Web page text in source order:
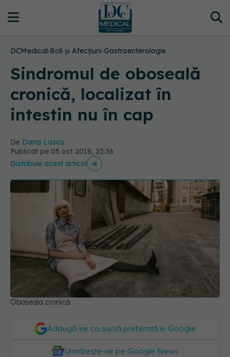
DCMedical›Boli și Afecțiuni›Gastroenterologie
Sindromul de oboseală
cronică, localizat în
intestin nu în cap
De Dana Lascu
Publicat pe 05 oct 2018, 23:36
Distribuie acest articol
Oboseala cronică
Adaugă-ne ca sursă preferată în Google
Urmărește-ne pe Google News